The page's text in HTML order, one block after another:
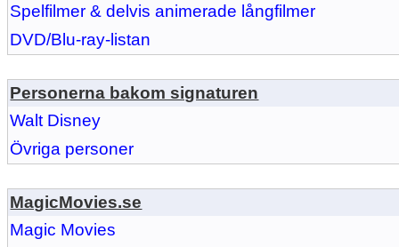
Spelfilmer & delvis animerade långfilmer
DVD/Blu-ray-listan
Personerna bakom signaturen
Walt Disney
Övriga personer
MagicMovies.se
Magic Movies